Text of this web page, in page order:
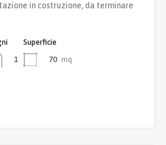
in costruzione, da terminare
1
Superficie
70 mq